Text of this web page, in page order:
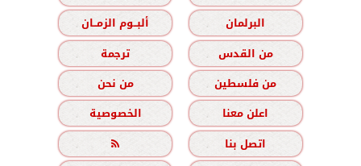
البرلمان
ألبــوم الزمــان
من القدس
ترجمة
من فلسطين
من نحن
اعلن معنا
الخصوصية
اتصل بنا
